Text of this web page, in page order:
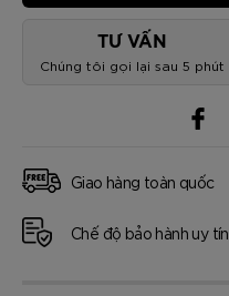
TƯ VẤN
Chúng tôi gọi lại sau 5 phút
Giao hàng toàn quốc
Chế độ bảo hành uy tín